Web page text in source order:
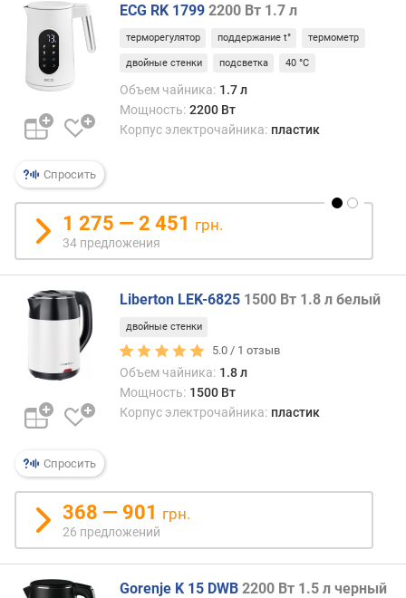
Спросить
ECG RK 1799 2200 Вт 1.7 л
терморегулятор поддержание t° термометр
двойные стенки подсветка 40 °C
Объем чайника: 1.7 л
Мощность: 2200 Вт
Корпус электрочайника: пластик
1 275 — 2 451 грн.
34 предложения
Спросить
Liberton LEK-6825 1500 Вт 1.8 л белый
двойные стенки
5.0 / 1 отзыв
Объем чайника: 1.8 л
Мощность: 1500 Вт
Корпус электрочайника: пластик
368 — 901 грн.
26 предложений
Gorenje K 15 DWB 2200 Вт 1.5 л черный